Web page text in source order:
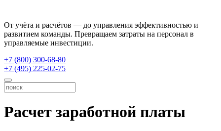
От учёта и расчётов — до управления эффективностью и
развитием команды. Превращаем затраты на персонал в
управляемые инвестиции.
+7 (800) 300-68-80
+7 (495) 225-02-75
Расчет заработной платы